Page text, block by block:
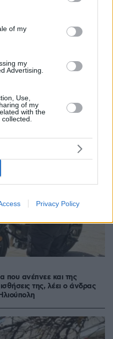
and its third-party tags to
purposes in below Google
of my
my
Advertising.
Use,
of my
with the
Privacy Policy
και μέσα σε
που ανέπνεε και της
της, λέει ο άνδρας